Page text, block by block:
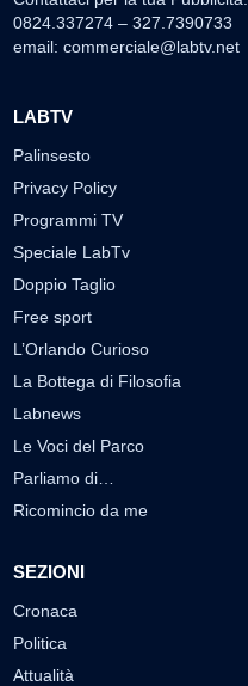
0824.337274 – 327.7390733
email: commerciale@labtv.net
LABTV
Palinsesto
Privacy Policy
Programmi TV
Speciale LabTv
Doppio Taglio
Free sport
L’Orlando Curioso
La Bottega di Filosofia
Labnews
Le Voci del Parco
Parliamo di…
Ricomincio da me
SEZIONI
Cronaca
Politica
Attualità